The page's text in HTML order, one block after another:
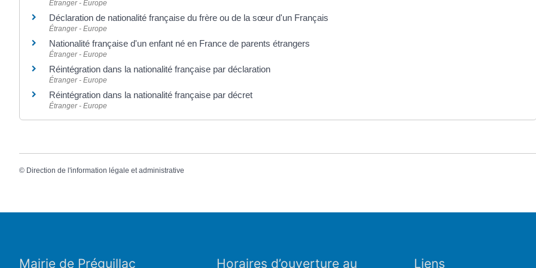
Étranger - Europe
Déclaration de nationalité française du frère ou de la sœur d'un Français
Étranger - Europe
Nationalité française d'un enfant né en France de parents étrangers
Étranger - Europe
Réintégration dans la nationalité française par déclaration
Étranger - Europe
Réintégration dans la nationalité française par décret
Étranger - Europe
© Direction de l'information légale et administrative
Mairie de Préguillac Horaires d’ouverture au Liens